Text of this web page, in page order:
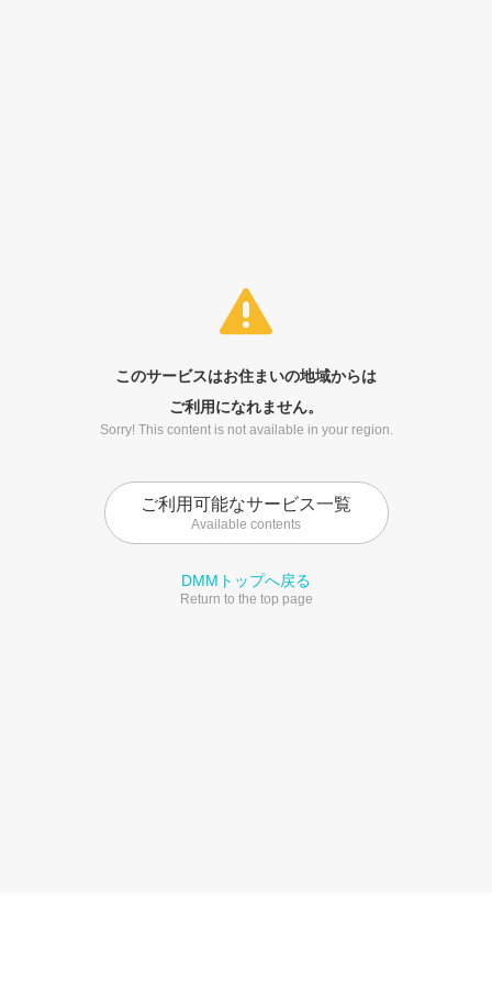
このサービスはお住まいの地域からは
ご利用になれません。
Sorry! This content is not available in your region.
ご利用可能なサービス一覧
Available contents
DMMトップへ戻る
Return to the top page